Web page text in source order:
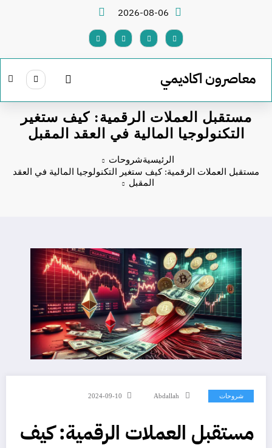
2026-08-06
معاصرون اكاديمي
مستقبل العملات الرقمية: كيف ستغير
التكنولوجيا المالية في العقد المقبل
الرئيسيةشروحات
مستقبل العملات الرقمية: كيف ستغير التكنولوجيا المالية في العقد
المقبل
شروحات Abdallah
2024-09-10
مستقبل العملات الرقمية: كيف